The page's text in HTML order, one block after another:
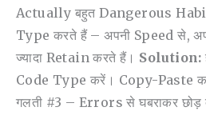
Actually बहुत Dangerous
Type करते हैं – अपनी Speed से,
ज्यादा Retain करते हैं। Solution:
Code Type करें। Copy-Paste
गलती #3 – Errors से घबराकर छोड़